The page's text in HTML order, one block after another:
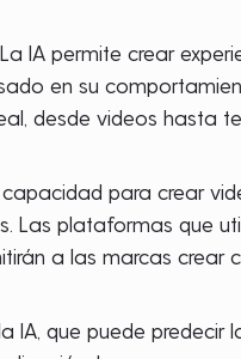
IA permite crear
en su
desde videos hasta
para crear
Las plataformas que
a las marcas crear
IA, que puede predecir